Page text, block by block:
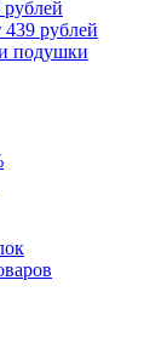
439 рублей
подушки